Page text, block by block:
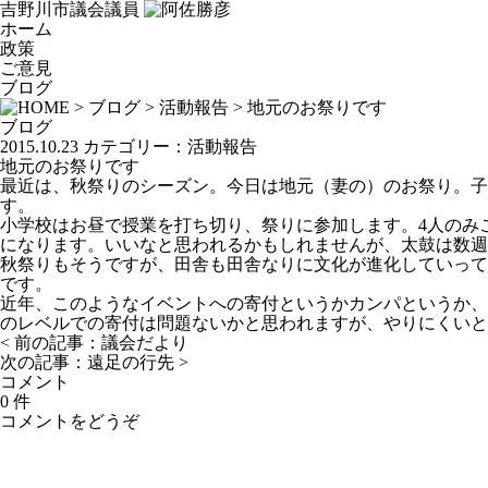
吉野川市議会議員
ホーム
政策
ご意見
ブログ
> ブログ > 活動報告 > 地元のお祭りです
ブログ
2015.10.23 カテゴリー： 活動報告
地元のお祭りです
最近は、秋祭りのシーズン。今日は地元（妻の）のお祭り。
す。
小学校はお昼で授業を打ち切り、祭りに参加します。4人の
になります。いいなと思われるかもしれませんが、太鼓は数
秋祭りもそうですが、田舎も田舎なりに文化が進化していっ
です。
近年、このようなイベントへの寄付というかカンパというか
のレベルでの寄付は問題ないかと思われますが、やりにくい
< 前の記事： 議会だより
次の記事： 遠足の行先 >
コメント
0 件
コメントをどうぞ